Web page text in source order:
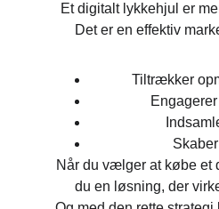
Et digitalt lykkehjul er
Det er en effektiv
Tiltrækker
Når du vælger at købe et
du en løsning, der